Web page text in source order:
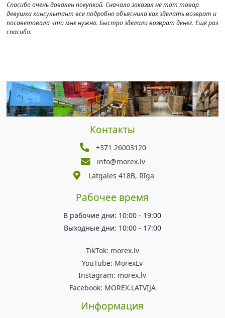
Спасибо очень доволен покупкой. Сначало заказал не тот товар
девушка консультант все подробно объяснила как зделать возврат и
посаветовала что мне нужно. Быстро зделали возврат денег. Ещё раз
спасибо.
Контакты
+371 26003120
info@morex.lv
Latgales 418B, Rīga
Рабочее время
В рабочие дни: 10:00 - 19:00
Выходные дни: 10:00 - 17:00
TikTok: morex.lv
YouTube: MorexLv
Instagram: morex.lv
Facebook: MOREX.LATVIJA
Информация